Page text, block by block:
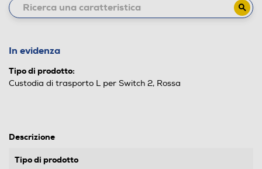
In evidenza
Tipo di prodotto:
Custodia di trasporto L per Switch 2, Rossa
Descrizione
Tipo di prodotto